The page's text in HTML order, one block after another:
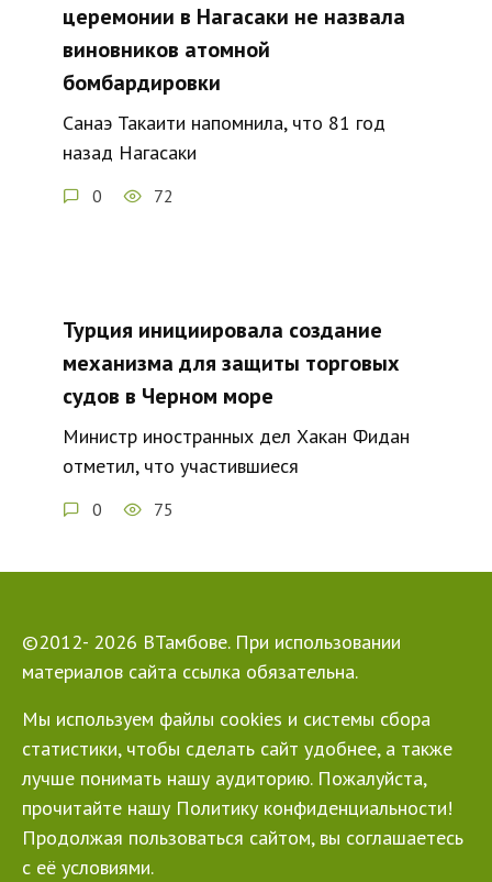
церемонии в Нагасаки не назвала
виновников атомной
бомбардировки
Санаэ Такаити напомнила, что 81 год
назад Нагасаки
0 72
Турция инициировала создание
механизма для защиты торговых
судов в Черном море
Министр иностранных дел Хакан Фидан
отметил, что участившиеся
0 75
©2012- 2026 ВТамбове. При использовании
материалов сайта ссылка обязательна.
Мы используем файлы cookies и системы сбора
статистики, чтобы сделать сайт удобнее, а также
лучше понимать нашу аудиторию. Пожалуйста,
прочитайте нашу Политику конфиденциальности!
Продолжая пользоваться сайтом, вы соглашаетесь
с её условиями.